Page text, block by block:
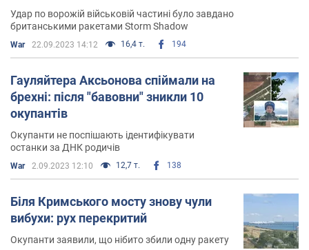
Удар по ворожій військовій частині було завдано
британськими ракетами Storm Shadow
War 22.09.2023 14:12 16,4 т. 194
Гауляйтера Аксьонова спіймали на
брехні: після "бавовни" зникли 10
окупантів
Окупанти не поспішають ідентифікувати
останки за ДНК родичів
War 2.09.2023 12:10 12,7 т. 138
Біля Кримського мосту знову чули
вибухи: рух перекритий
Окупанти заявили, що нібито збили одну ракету